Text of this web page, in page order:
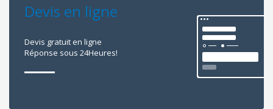
Devis en ligne
Devis gratuit en ligne
Réponse sous 24Heures!